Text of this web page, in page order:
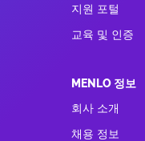
지원 포털
교육 및 인증
MENLO 정보
회사 소개
채용 정보